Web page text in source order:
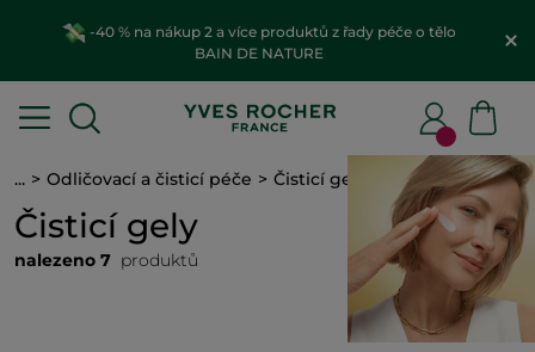
-40 % na nákup 2 a více produktů z řady péče o tělo
BAIN DE NATURE
... Odličovací a čisticí péče Čisticí gely
Čisticí gely
nalezeno 7 produktů